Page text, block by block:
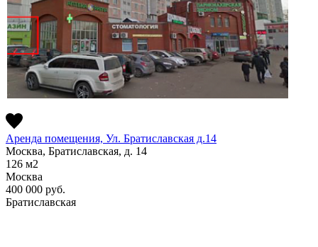
Аренда помещения, Ул. Братиславская д.14
Москва, Братиславская, д. 14
126 м2
Москва
400 000 руб.
Братиславская